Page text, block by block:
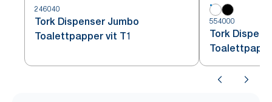
246040
Tork Dispenser Jumbo
Toalettpapper vit T1
554000
Tork